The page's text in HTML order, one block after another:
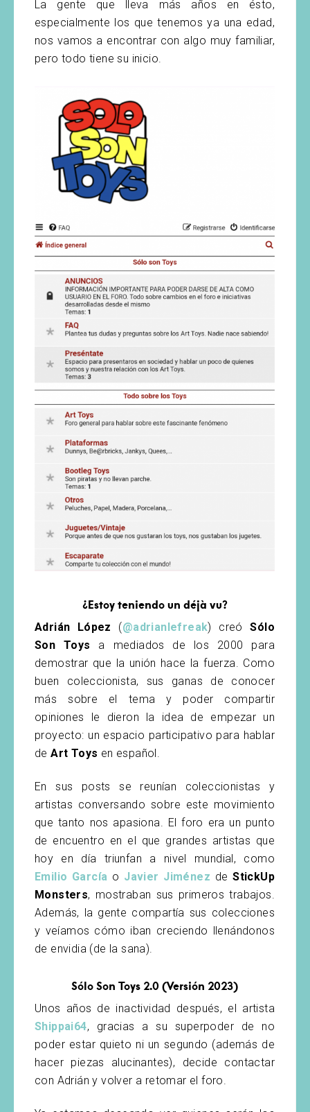
La gente que lleva más años en ésto,
especialmente los que tenemos ya una edad,
nos vamos a encontrar con algo muy familiar,
pero todo tiene su inicio.
¿Estoy teniendo un déjà vu?
Adrián López (@adrianlefreak) creóSólo
Son Toys a mediados de los 2000 para
demostrar que la unión hace la fuerza. Como
buen coleccionista, sus ganas de conocer
más sobre el tema y poder compartir
opiniones le dieron la idea de empezar un
proyecto: un espacio participativo para hablar
deArt Toys en español.
En sus posts se reunían coleccionistas y
artistas conversando sobre este movimiento
que tanto nos apasiona. El foro era un punto
de encuentro en el que grandes artistas que
hoy en día triunfan a nivel mundial, como
Emilio García o Javier Jiménez deStickUp
Monsters, mostraban sus primeros trabajos.
Además, la gente compartía sus colecciones
y veíamos cómo iban creciendo llenándonos
de envidia (de la sana).
Sólo Son Toys 2.0 (Versión 2023)
Unos años de inactividad después, el artista
Shippai64, gracias a su superpoder de no
poder estar quieto ni un segundo (además de
hacer piezas alucinantes), decide contactar
con Adrián y volver a retomar el foro.